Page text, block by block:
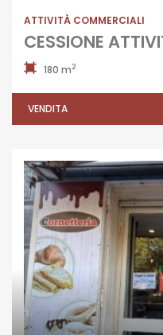
ATTIVITÀ COMMERCIALI
180 m2
VENDITA